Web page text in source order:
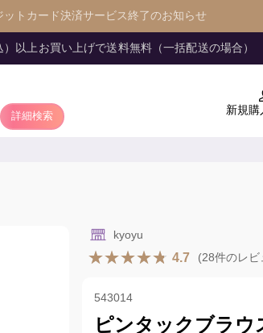
ットカード決済サービス終了のお知らせ
以上お買い上げで送料無料（一括配送の場合）
詳細検索 新規購
kyoyu
4.7 (28件のレビ
543014
ピンタックブラウ